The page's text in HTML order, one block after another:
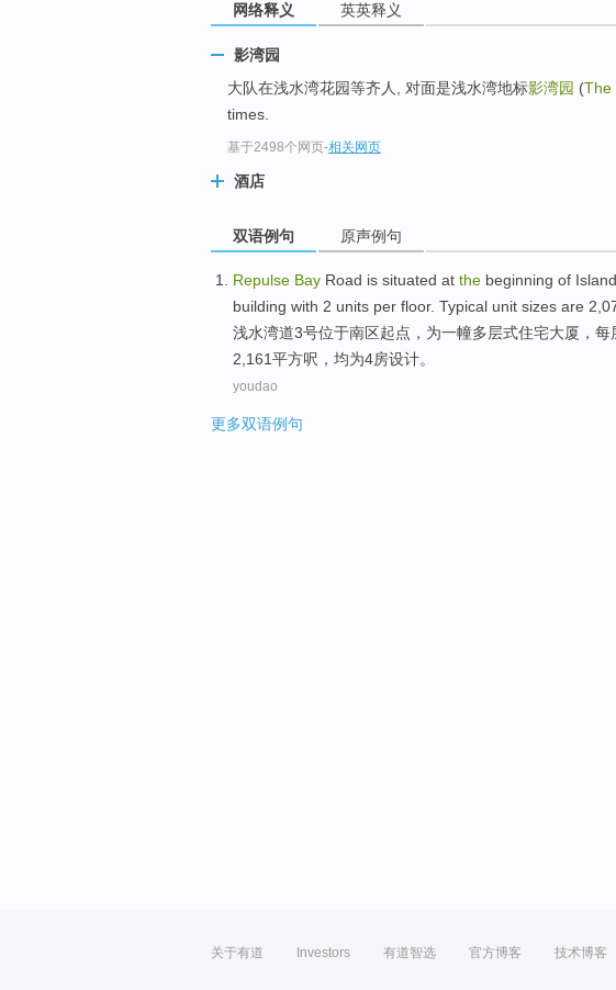
网络释义 英英释义
影湾园
大队在浅水湾花园等齐人, 对面是浅水湾地标影湾园 (The
times.
基于2498个网页-相关网页
酒店
双语例句 原声例句
Repulse Bay Road is situated at the beginning of
building with 2 units per floor. Typical unit sizes are
浅水湾道3号位于南区起点 ， 为一幢多层式住宅大厦 ， 每
2,161平方呎 ，均为4房设计。
youdao
更多双语例句
关于有道 Investors 有道智选 官方博客 技术博客